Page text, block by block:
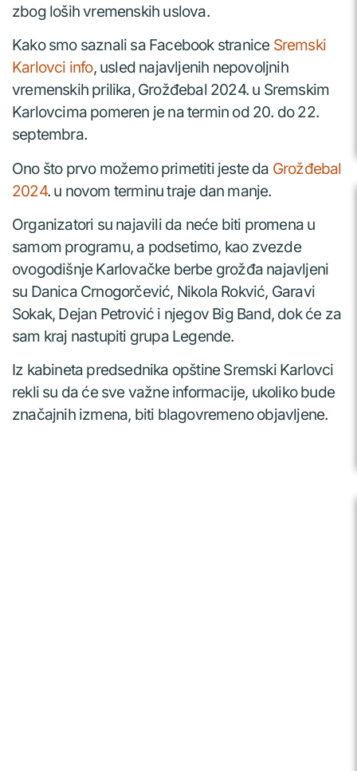
zbog loših vremenskih uslova.
Kako smo saznali sa Facebook stranice Sremski
Karlovci info, usled najavljenih nepovoljnih
vremenskih prilika, Grožđebal 2024. u Sremskim
Karlovcima pomeren je na termin od 20. do 22.
septembra.
Ono što prvo možemo primetiti jeste da Grožđebal
2024. u novom terminu traje dan manje.
Organizatori su najavili da neće biti promena u
samom programu, a podsetimo, kao zvezde
ovogodišnje Karlovačke berbe grožđa najavljeni
su Danica Crnogorčević, Nikola Rokvić, Garavi
Sokak, Dejan Petrović i njegov Big Band, dok će za
sam kraj nastupiti grupa Legende.
Iz kabineta predsednika opštine Sremski Karlovci
rekli su da će sve važne informacije, ukoliko bude
značajnih izmena, biti blagovremeno objavljene.